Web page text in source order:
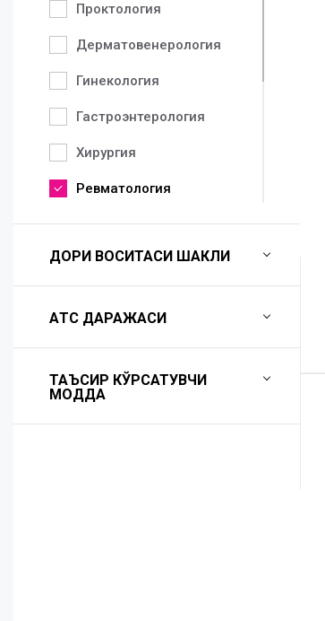
Проктология
Дерматовенерология
Гинекология
Гастроэнтерология
Хирургия
Ревматология
Педиатрия
Неврология
Травматология
Терапия
ДОРИ ВОСИТАСИ ШАКЛИ
AТС ДАРАЖАСИ
ТАЪСИР КЎРСАТУВЧИ
МОДДА